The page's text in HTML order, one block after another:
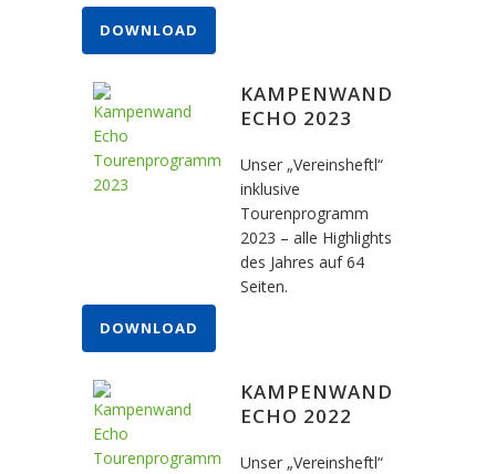
DOWNLOAD
KAMPENWAND
ECHO 2023
Unser „Vereinsheftl“
inklusive
Tourenprogramm
2023 – alle Highlights
des Jahres auf 64
Seiten.
DOWNLOAD
KAMPENWAND
ECHO 2022
Unser „Vereinsheftl“